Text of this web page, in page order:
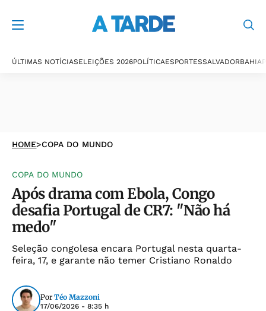
ÚLTIMAS NOTÍCIASELEIÇÕES 2026POLÍTICAESPORTESSALVADORBAHIA
HOME>COPA DO MUNDO
COPA DO MUNDO
Após drama com Ebola, Congo
desafia Portugal de CR7: "Não há
medo"
Seleção congolesa encara Portugal nesta quarta-
feira, 17, e garante não temer Cristiano Ronaldo
Por Téo Mazzoni
17/06/2026 - 8:35 h